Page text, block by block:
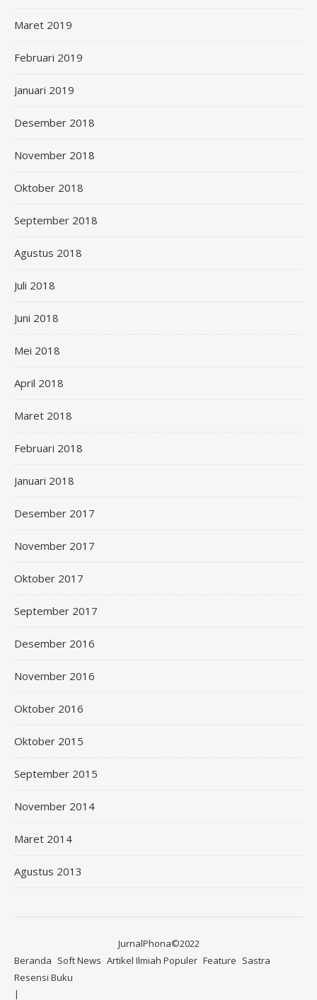
Maret 2019
Februari 2019
Januari 2019
Desember 2018
November 2018
Oktober 2018
September 2018
Agustus 2018
Juli 2018
Juni 2018
Mei 2018
April 2018
Maret 2018
Februari 2018
Januari 2018
Desember 2017
November 2017
Oktober 2017
September 2017
Desember 2016
November 2016
Oktober 2016
Oktober 2015
September 2015
November 2014
Maret 2014
Agustus 2013
JurnalPhona©2022
Beranda Soft News Artikel Ilmiah Populer Feature Sastra
Resensi Buku